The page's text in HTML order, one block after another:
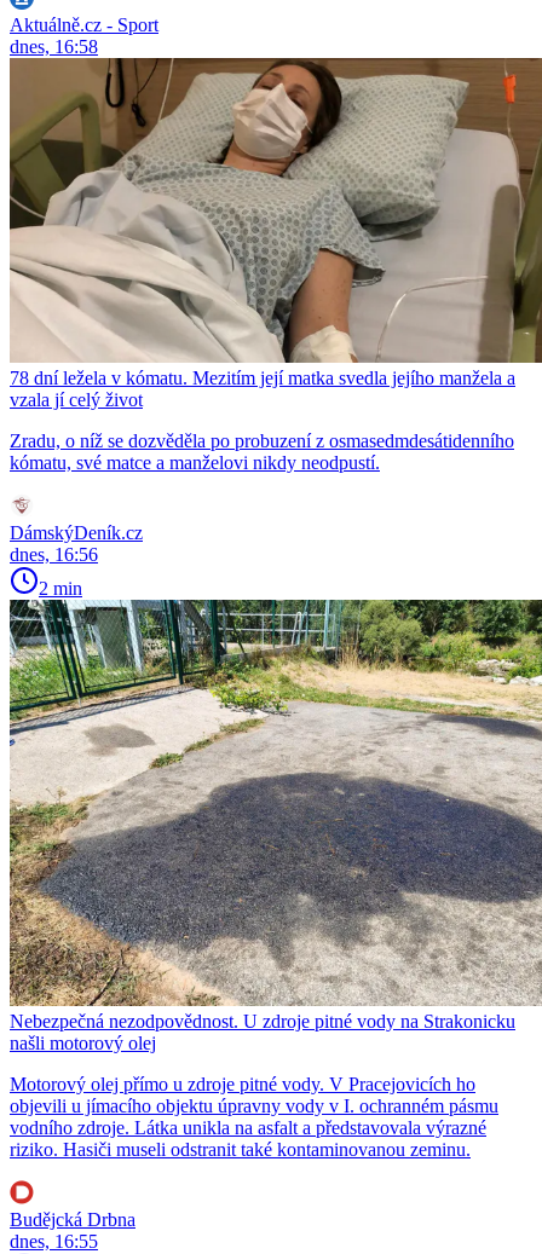
Aktuálně.cz - Sport
dnes, 16:58
78 dní ležela v kómatu. Mezitím její matka svedla jejího manžela a
vzala jí celý život
Zradu, o níž se dozvěděla po probuzení z osmasedmdesátidenního
kómatu, své matce a manželovi nikdy neodpustí.
DámskýDeník.cz
dnes, 16:56
2 min
Nebezpečná nezodpovědnost. U zdroje pitné vody na Strakonicku
našli motorový olej
Motorový olej přímo u zdroje pitné vody. V Pracejovicích ho
objevili u jímacího objektu úpravny vody v I. ochranném pásmu
vodního zdroje. Látka unikla na asfalt a představovala výrazné
riziko. Hasiči museli odstranit také kontaminovanou zeminu.
Budějcká Drbna
dnes, 16:55